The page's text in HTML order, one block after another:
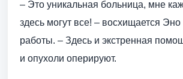
– Это уникальная больница, мне
здесь могут все! – восхищается
работы. – Здесь и экстренная
и опухоли оперируют.